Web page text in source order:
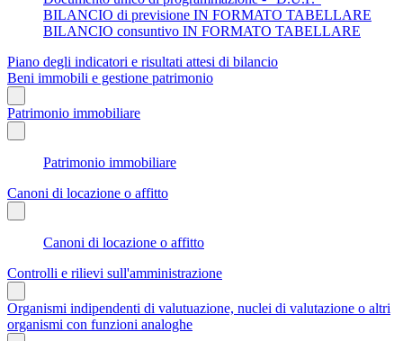
BILANCIO di previsione IN FORMATO TABELLARE
BILANCIO consuntivo IN FORMATO TABELLARE
Piano degli indicatori e risultati attesi di bilancio
Beni immobili e gestione patrimonio
Patrimonio immobiliare
Patrimonio immobiliare
Canoni di locazione o affitto
Canoni di locazione o affitto
Controlli e rilievi sull'amministrazione
Organismi indipendenti di valutuazione, nuclei di valutazione o altri
organismi con funzioni analoghe